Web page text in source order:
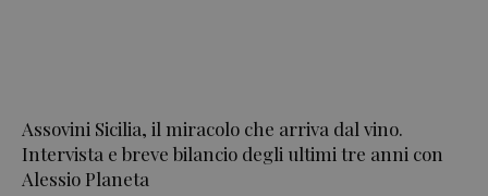
Assovini Sicilia, il miracolo che arriva dal vino.
Intervista e breve bilancio degli ultimi tre anni con
Alessio Planeta